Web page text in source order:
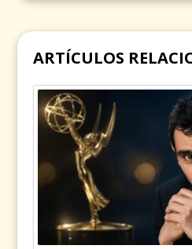
ARTÍCULOS